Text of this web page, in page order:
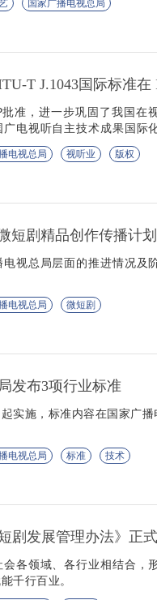
国家广播电视总局
T J.1043国际标准在
准，进一步巩固了我国在
电视听自主技术成果国际
供关键标准支撑。
电视总局 视听业 版权
短剧精品创作传播计
视总局层面的推进情况及
电视总局 微短剧
发布3项行业标准
实施，标准内容在国家广播
电视总局 标准 技术
剧发展管理办法》正
各领域、各行业相结合，
千行百业。